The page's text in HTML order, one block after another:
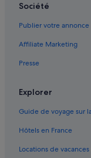
4e arrondissement :
4e arrondissement :
3e arrondissement :
Le Marais : hôtels 4
Archives : hôtels
Arts-Et-Métiers :
Arts-Et-Métiers : hôtels
Bercy : hôtels Hôtels
Société
Publier votre annonce
Affiliate Marketing
Presse
Explorer
Guide de voyage sur
Hôtels en France
Locations de